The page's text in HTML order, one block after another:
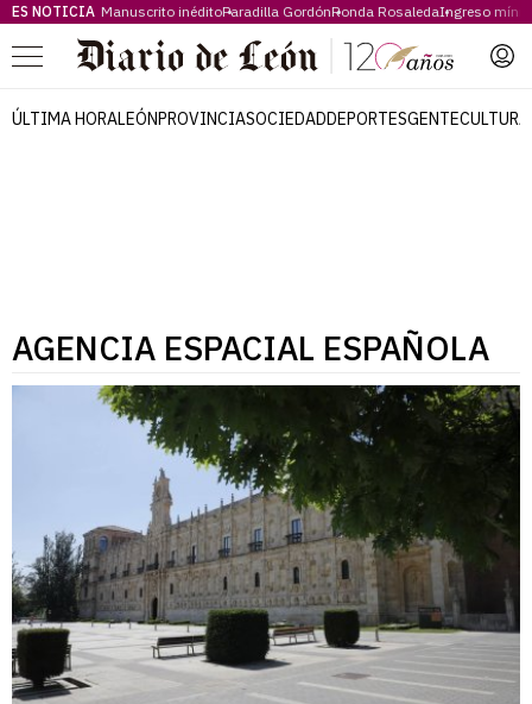
ES NOTICIA Manuscrito inéditoParadilla GordónRonda RosaledaIngreso
Menú
ÚLTIMA HORALEÓNPROVINCIASOCIEDADDEPORTESGENTECULTURA
AGENCIA ESPACIAL ESPAÑOLA